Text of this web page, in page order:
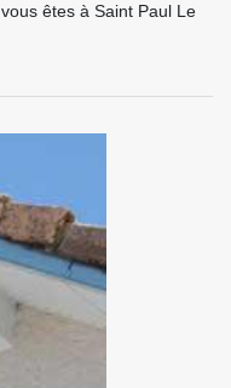
êtes à Saint Paul Le